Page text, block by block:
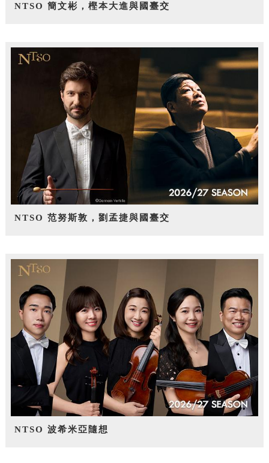
NTSO 簡文彬，樫本大進與國臺交
NTSO 范努斯敦，劉孟捷與國臺交
NTSO 波希米亞隨想